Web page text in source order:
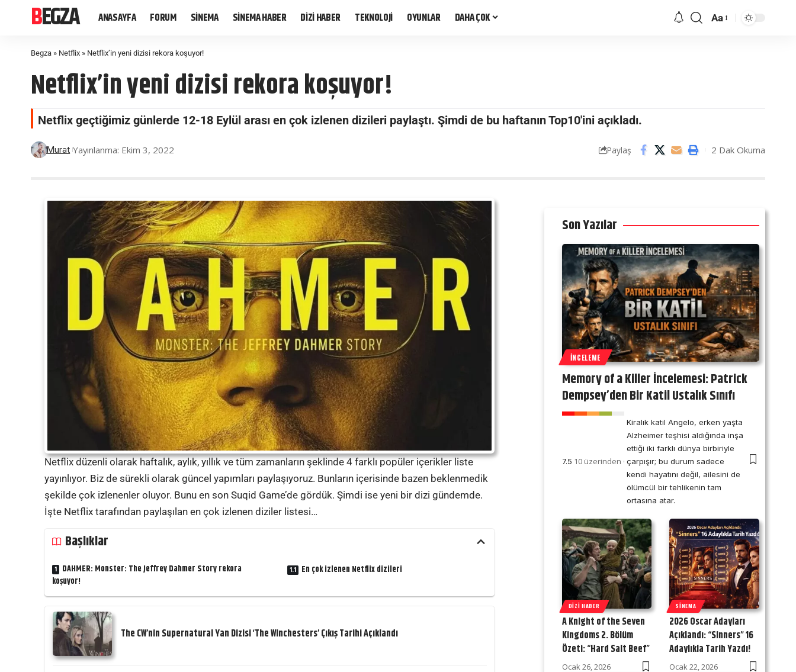
BEGZA ANASAYFA FORUM SİNEMA SİNEMA HABER DİZİ HABER TEKNOLOJİ OYUNLAR DAHA ÇOK Aa
Begza » Netflix » Netflix’in yeni dizisi rekora koşuyor!
Netflix’in yeni dizisi rekora koşuyor!
Netflix geçtiğimiz günlerde 12-18 Eylül arası en çok izlenen dizileri paylaştı. Şimdi de bu haftanın Top10'ini açıkladı.
Murat Yayınlanma: Ekim 3, 2022 Paylaş 2 Dak Okuma
Netflix düzenli olarak haftalık, aylık, yıllık ve tüm zamanların şeklinde 4 farklı popüler içerikler liste
yayınlıyor. Biz de sürekli olarak güncel yapımları paylaşıyoruz. Bunların içerisinde bazen beklenmedik
şekilde çok izlenenler oluyor. Bunu en son Suqid Game’de gördük. Şimdi ise yeni bir dizi gündemde.
İşte Netflix tarafından paylaşılan en çok izlenen diziler listesi…
Başlıklar
DAHMER: Monster: The Jeffrey Dahmer Story rekora
koşuyor!
En çok izlenen Netflix dizileri
The CW’nin Supernatural Yan Dizisi ‘The Winchesters’ Çıkış Tarihi Açıklandı
Son Yazılar
İNCELEME
Memory of a Killer İncelemesi: Patrick
Dempsey’den Bir Katil Ustalık Sınıfı
7.5 10 üzerinden
Kiralık katil Angelo, erken yaşta
Alzheimer teşhisi aldığında inşa
ettiği iki farklı dünya birbiriyle
çarpışır; bu durum sadece
kendi hayatını değil, ailesini de
ölümcül bir tehlikenin tam
ortasına atar.
DIZI HABER
A Knight of the Seven
Kingdoms 2. Bölüm
Özeti: “Hard Salt Beef”
Ocak 26, 2026
SINEMA
2026 Oscar Adayları
Açıklandı: “Sinners” 16
Adaylıkla Tarih Yazdı!
Ocak 22, 2026